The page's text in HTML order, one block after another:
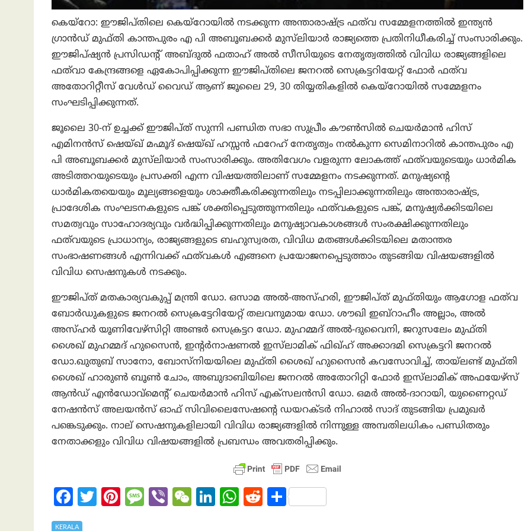
കെയ്‌റോ: ഈജിപ്തിലെ കെയ്റോയിൽ നടക്കുന്ന അന്താരാഷ്ട്ര ഫത്‌വ സമ്മേളനത്തിൽ ഇന്ത്യൻ
ഗ്രാൻഡ് മുഫ്തി കാന്തപുരം എ പി അബൂബക്കർ മുസ്‌ലിയാർ രാജ്യത്തെ പ്രതിനിധീകരിച്ച് സംസാരിക്കും.
ഈജിപ്ഷ്യൻ പ്രസിഡന്റ് അബ്ദുൽ ഫതാഹ് അൽ സീസിയുടെ നേതൃത്വത്തിൽ വിവിധ രാജ്യങ്ങളിലെ
ഫത്‌വാ കേന്ദ്രങ്ങളെ ഏകോപിപ്പിക്കുന്ന ഈജിപ്തിലെ ജനറൽ സെക്രട്ടറിയേറ്റ് ഫോർ ഫത്‌വ
അതോറിറ്റീസ് വേൾഡ് വൈഡ് ആണ് ജൂലൈ 29, 30 തിയ്യതികളില്‍ കെയ്റോയിൽ സമ്മേളനം
സംഘടിപ്പിക്കുന്നത്.
ജൂലൈ 30-ന് ഉച്ചക്ക് ഈജിപ്ത് സുന്നി പണ്ഡിത സഭാ സുപ്രീം കൗൺസിൽ ചെയർമാൻ ഹിസ്
എമിനൻസ് ഷെയ്ഖ് മഹ്മൂദ് ഷെയ്ഖ് ഹസ്സൻ ഫറേഹ് നേതൃത്വം നൽകുന്ന സെമിനാറിൽ കാന്തപുരം എ
പി അബൂബക്കർ മുസ്‌ലിയാർ സംസാരിക്കും. അതിവേഗം വളരുന്ന ലോകത്ത് ഫത്‌വയുടെയും ധാർമിക
അടിത്തറയുടെയും പ്രസക്തി എന്ന വിഷയത്തിലാണ് സമ്മേളനം നടക്കുന്നത്. മനുഷ്യന്റെ
ധാർമികതയെയും മൂല്യങ്ങളെയും ശാക്തീകരിക്കുന്നതിലും നടപ്പിലാക്കുന്നതിലും അന്താരാഷ്ട്ര,
പ്രാദേശിക സംഘടനകളുടെ പങ്ക് ശക്തിപ്പെടുത്തുന്നതിലും ഫത്‌വകളുടെ പങ്ക്, മനുഷ്യർക്കിടയിലെ
സമത്വവും സാഹോദര്യവും വർദ്ധിപ്പിക്കുന്നതിലും മനുഷ്യാവകാശങ്ങൾ സംരക്ഷിക്കുന്നതിലും
ഫത്‌വയുടെ പ്രാധാന്യം, രാജ്യങ്ങളുടെ ബഹുസ്വരത, വിവിധ മതങ്ങൾക്കിടയിലെ മതാന്തര
സംഭാഷണങ്ങൾ എന്നിവക്ക് ഫത്‌വകൾ എങ്ങനെ പ്രയോജനപ്പെടുത്താം തുടങ്ങിയ വിഷയങ്ങളിൽ
വിവിധ സെഷനുകൾ നടക്കും.
ഈജിപ്ത് മതകാര്യവകുപ്പ് മന്ത്രി ഡോ. ഒസാമ അൽ-അസ്ഹരി, ഈജിപ്ത് മുഫ്തിയും ആഗോള ഫത്‌വ
ബോർഡുകളുടെ ജനറൽ സെക്രട്ടേറിയേറ്റ് തലവനുമായ ഡോ. ശൗഖി ഇബ്‌റാഹീം അല്ലാം, അൽ
അസ്ഹർ യൂണിവേഴ്സിറ്റി അണ്ടർ സെക്രട്ടറ ഡോ. മുഹമ്മദ് അൽ-ദുവൈനി, ജറുസലേം മുഫ്തി
ശൈഖ് മുഹമ്മദ് ഹുസൈൻ, ഇൻ്റർനാഷണൽ ഇസ്‌ലാമിക് ഫിഖ്ഹ് അക്കാദമി സെക്രട്ടറി ജനറൽ
ഡോ.ഖുതുബ് സാനോ, ബോസ്നിയയിലെ മുഫ്തി ശൈഖ് ഹുസൈൻ കവസോവിച്ച്, തായ്‌ലണ്ട്‌ മുഫ്തി
ശൈഖ് ഹാരുൺ ബൂൺ ചോം, അബുദാബിയിലെ ജനറൽ അതോറിറ്റി ഫോർ ഇസ്‌ലാമിക് അഫയേഴ്‌സ്
ആൻഡ് എൻഡോവ്‌മെൻ്റ് ചെയർമാൻ ഹിസ് എക്‌സലൻസി ഡോ. ഒമർ അൽ-ദാറായി, യുണൈറ്റഡ്
നേഷൻസ് അലയൻസ് ഓഫ് സിവിലൈസേഷൻ്റെ ഡയറക്ടർ നിഹാൽ സാദ് തുടങ്ങിയ പ്രമുഖർ
പങ്കെടുക്കും. നാല് സെഷനുകളിലായി വിവിധ രാജ്യങ്ങളിൽ നിന്നുള്ള അമ്പതിലധികം പണ്ഡിതരും
നേതാക്കളും വിവിധ വിഷയങ്ങളിൽ പ്രബന്ധം അവതരിപ്പിക്കും.
Fa
ce
T
Pi M Vi W Li W R S
KERALA